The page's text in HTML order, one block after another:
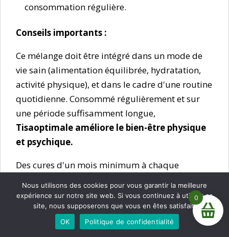
La boutique est en construction, pas de commande pour
l'instant. Merci de votre patience.Ignorer
consommation régulière.
Conseils importants :
Ce mélange doit être intégré dans un mode de
vie sain (alimentation équilibrée, hydratation,
activité physique), et dans le cadre d'une routine
quotidienne. Consommé régulièrement et sur
une période suffisamment longue,
Tisaoptimale améliore le bien-être physique
et psychique.
Des cures d'un mois minimum à chaque
forme.
Si vos symptômes persistent ou s’aggravent,
consultez un professionnel de santé.
0
Nous utilisons des cookies pour vous garantir la meilleure
expérience sur notre site web. Si vous continuez à utiliser ce
site, nous supposerons que vous en êtes satisfait.
OK
Politique de confidentialité